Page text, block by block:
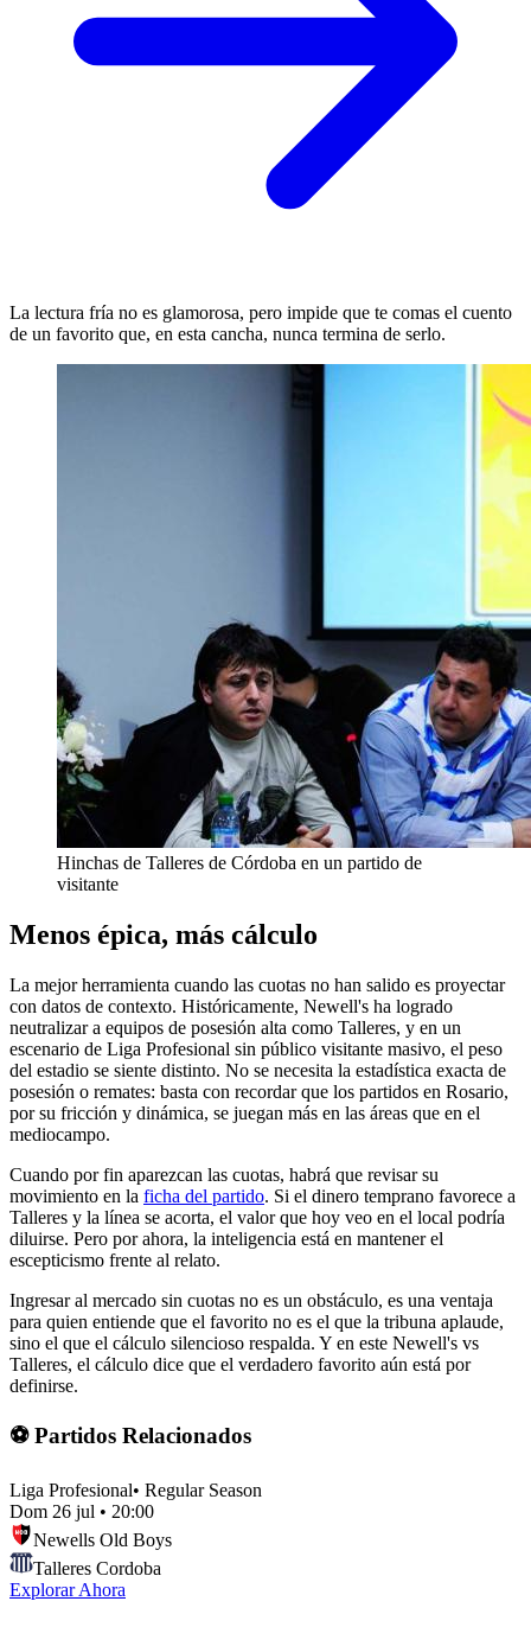
La lectura fría no es glamorosa, pero impide que te comas el cuento
de un favorito que, en esta cancha, nunca termina de serlo.
Hinchas de Talleres de Córdoba en un partido de
visitante
Menos épica, más cálculo
La mejor herramienta cuando las cuotas no han salido es proyectar
con datos de contexto. Históricamente, Newell's ha logrado
neutralizar a equipos de posesión alta como Talleres, y en un
escenario de Liga Profesional sin público visitante masivo, el peso
del estadio se siente distinto. No se necesita la estadística exacta de
posesión o remates: basta con recordar que los partidos en Rosario,
por su fricción y dinámica, se juegan más en las áreas que en el
mediocampo.
Cuando por fin aparezcan las cuotas, habrá que revisar su
movimiento en la ficha del partido. Si el dinero temprano favorece a
Talleres y la línea se acorta, el valor que hoy veo en el local podría
diluirse. Pero por ahora, la inteligencia está en mantener el
escepticismo frente al relato.
Ingresar al mercado sin cuotas no es un obstáculo, es una ventaja
para quien entiende que el favorito no es el que la tribuna aplaude,
sino el que el cálculo silencioso respalda. Y en este Newell's vs
Talleres, el cálculo dice que el verdadero favorito aún está por
definirse.
⚽ Partidos Relacionados
Liga Profesional• Regular Season
Dom 26 jul • 20:00
Newells Old Boys
Talleres Cordoba
Explorar Ahora